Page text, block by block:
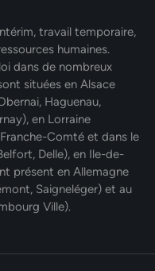
travail temporaire,
humaines.
dans de nombreux
situées en Alsace
Haguenau,
en Lorraine
Comté et dans le
Delle), en Ile-de-
présent en Allemagne
Saigneléger) et au
Ville).